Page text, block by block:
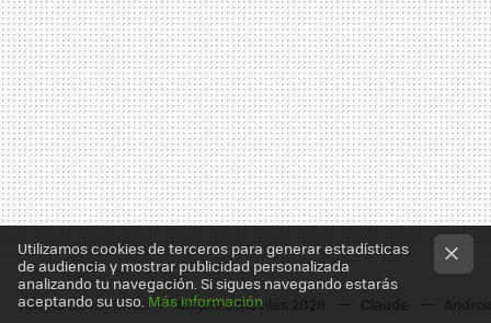
TEMAS DE INTERÉS Mejores moviles 2026
Utilizamos cookies de terceros para generar estadísticas
de audiencia y mostrar publicidad personalizada
analizando tu navegación. Si sigues navegando estarás
aceptando su uso. Más información